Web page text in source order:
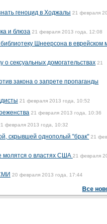
геноцид в Ходжалы 21 февраля
и блюза 21 февраля 2013 года, 12:08
Шнеерсона в еврейском
сексуальных домогательствах 21
закона о запрете пропаганды
21 февраля 2013 года, 10:52
21 февраля 2013 года, 10:36
февраля 2013 года, 10:32
скрывшей однополый "брак" 21
молятся о властях США 21 февраля
20 февраля 2013 года, 17:44
Все